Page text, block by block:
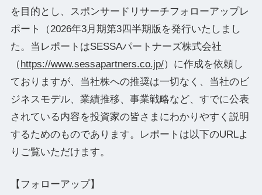
を目的とし、スポンサードリサーチフォローアップレ
ポート（2026年3月期第3四半期版を発行いたしまし
た。当レポートはSESSAパートナーズ株式会社
（https://www.sessapartners.co.jp/）に作成を依頼し
ておりますが、当社株への推奨は一切なく、当社のビ
ジネスモデル、業績推移、事業戦略など、すでに公表
されている内容を投資家の皆さまにわかりやすく説明
するためのものであります。レポートは以下のURLよ
りご覧いただけます。
【フォローアップ】